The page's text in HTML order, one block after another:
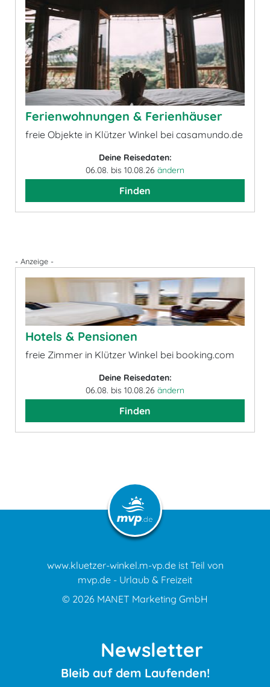
Ferienwohnungen & Ferienhäuser
freie Objekte in Klützer Winkel bei casamundo.de
Deine Reisedaten:
06.08. bis 10.08.26 ändern
Finden
- Anzeige -
Hotels & Pensionen
freie Zimmer in Klützer Winkel bei booking.com
Deine Reisedaten:
06.08. bis 10.08.26 ändern
Finden
www.kluetzer-winkel.m-vp.de ist Teil von
mvp.de - Urlaub & Freizeit
© 2026 MANET Marketing GmbH
Newsletter
Bleib auf dem Laufenden!